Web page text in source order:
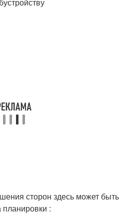
сторон здесь может быть
: